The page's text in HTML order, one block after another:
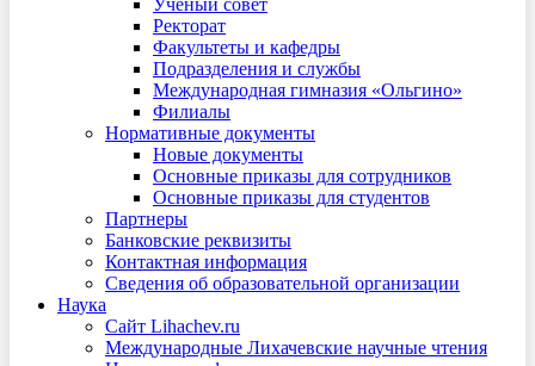
Ученый совет
Ректорат
Факультеты и кафедры
Подразделения и службы
Международная гимназия «Ольгино»
Филиалы
Нормативные документы
Новые документы
Основные приказы для сотрудников
Основные приказы для студентов
Партнеры
Банковские реквизиты
Контактная информация
Сведения об образовательной организации
Наука
Сайт Lihachev.ru
Международные Лихачевские научные чтения